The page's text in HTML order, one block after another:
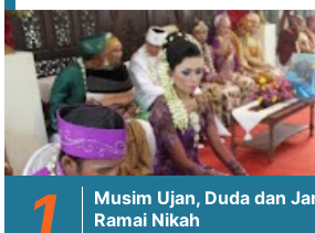
Musim Ujan, Duda dan
Ramai Nikah